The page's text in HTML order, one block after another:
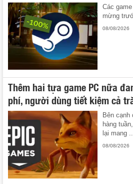
Các
mừng
08/08/2026
Thêm hai tựa game PC nữa
phí, người dùng tiết kiệm cả
Bên
hàng
lại mang
08/08/2026